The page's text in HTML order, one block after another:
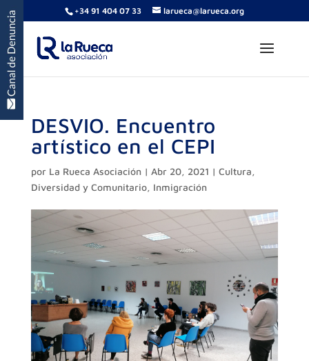
+34 91 404 07 33 larueca@larueca.org
DESVIO. Encuentro
artístico en el CEPI
por La Rueca Asociación| Abr 20, 2021 | Cultura,
Diversidad y Comunitario, Inmigración